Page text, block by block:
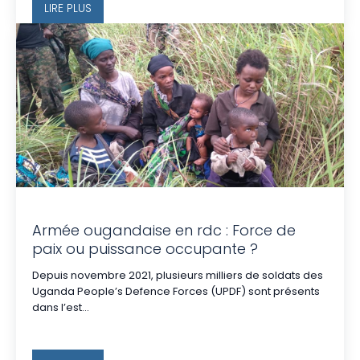
LIRE PLUS
Armée ougandaise en rdc : Force de
paix ou puissance occupante ?
Depuis novembre 2021, plusieurs milliers de soldats des
Uganda People’s Defence Forces (UPDF) sont présents
dans l’est...